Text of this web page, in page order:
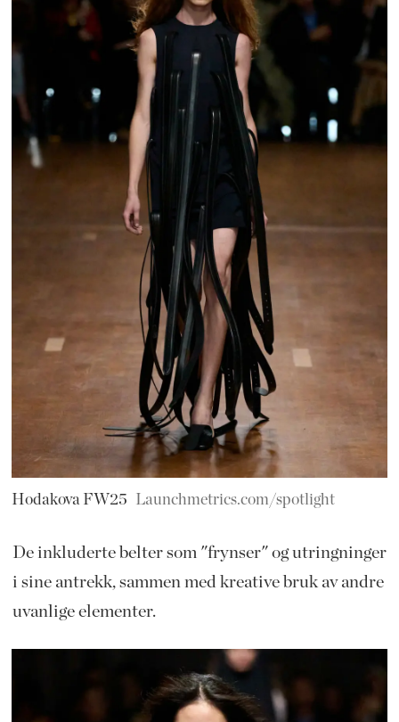
Hodakova FW25 Launchmetrics.com/spotlight
De inkluderte belter som "frynser" og utringninger
i sine antrekk, sammen med kreative bruk av andre
uvanlige elementer.